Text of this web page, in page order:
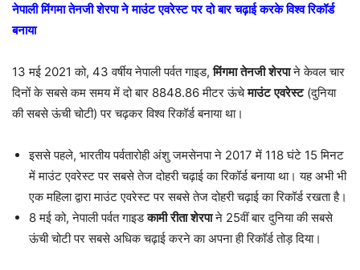
नेपाली मिंगमा तेनजी शेरपा ने माउंट एवरेस्ट पर दो बार चढ़ाई करके विश्व रिकॉर्ड
बनाया
13 मई 2021 को, 43 वर्षीय नेपाली पर्वत गाइड,मिंगमा तेनजी शेरपाने केवल चार
दिनों के सबसे कम समय में दो बार 8848.86 मीटर ऊंचेमाउंट एवरेस्ट(दुनिया
की सबसे ऊंची चोटी) पर चढ़कर विश्व रिकॉर्ड बनाया था।
इससे पहले, भारतीय पर्वतारोही अंशु जमसेनपा ने 2017 में 118 घंटे 15 मिनट
में माउंट एवरेस्ट पर सबसे तेज दोहरी चढ़ाई का रिकॉर्ड बनाया था। यह अभी भी
एक महिला द्वारा माउंट एवरेस्ट पर सबसे तेज दोहरी चढ़ाई का रिकॉर्ड रखता है।
8 मई को, नेपाली पर्वत गाइडकामी रीता शेरपाने 25वीं बार दुनिया की सबसे
ऊंची चोटी पर सबसे अधिक चढ़ाई करने का अपना ही रिकॉर्ड तोड़ दिया।